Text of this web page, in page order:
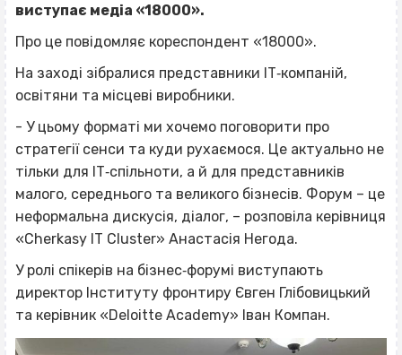
виступає медіа «18000».
Про це повідомляє кореспондент «18000».
На заході зібралися представники ІТ‐компаній,
освітяни та місцеві виробники.
- У цьому форматі ми хочемо поговорити про
стратегії сенси та куди рухаємося. Це актуально не
тільки для ІТ‐спільноти, а й для представників
малого, середнього та великого бізнесів. Форум – це
неформальна дискусія, діалог, – розповіла керівниця
«Cherkasy IT Cluster» Анастасія Негода.
У ролі спікерів на бізнес‐форумі виступають
директор Інституту фронтиру Євген Глібовицький
та керівник «Deloitte Academy» Іван Компан.